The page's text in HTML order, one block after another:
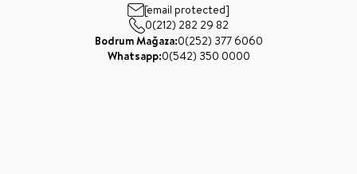
[email protected]
0(212) 282 29 82
Bodrum Mağaza:0(252) 377 6060
Whatsapp:0(542) 350 0000